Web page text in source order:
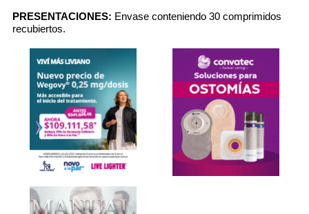
PRESENTACIONES: Envase conteniendo 30 comprimidos
recubiertos.